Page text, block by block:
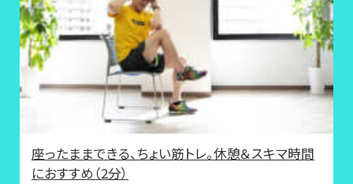
座ったままできる、ちょい筋トレ。休憩＆スキマ時間
におすすめ（2分）